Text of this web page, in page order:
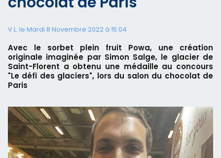
V.L. le Mardi 8 Novembre 2022 à 15:04
Avec le sorbet plein fruit Powa, une création
originale imaginée par Simon Salge, le glacier de
Saint-Florent a obtenu une médaille au concours
"Le défi des glaciers", lors du salon du chocolat de
Paris